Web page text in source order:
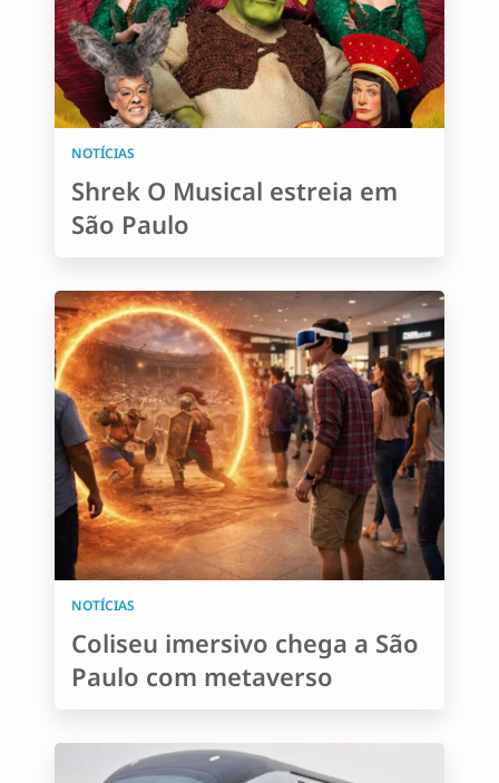
NOTÍCIAS
Shrek O Musical estreia em
São Paulo
NOTÍCIAS
Coliseu imersivo chega a São
Paulo com metaverso